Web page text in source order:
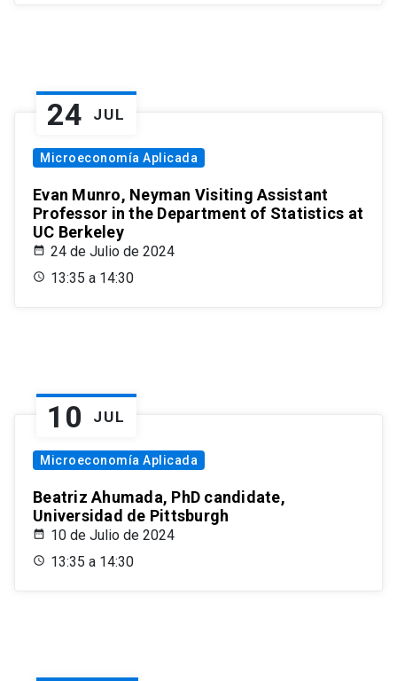
24 JUL
Microeconomía Aplicada
Evan Munro, Neyman Visiting Assistant
Professor in the Department of Statistics at
UC Berkeley
24 de Julio de 2024
13:35 a 14:30
10 JUL
Microeconomía Aplicada
Beatriz Ahumada, PhD candidate,
Universidad de Pittsburgh
10 de Julio de 2024
13:35 a 14:30